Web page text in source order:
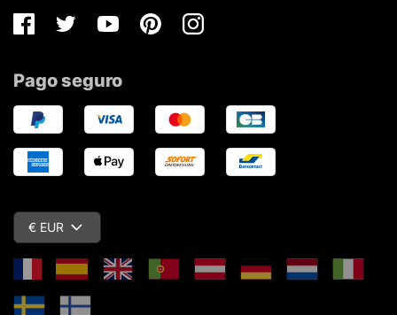
FacebookTwitterYoutubePinterestInstagram
Pago seguro
€ EUR